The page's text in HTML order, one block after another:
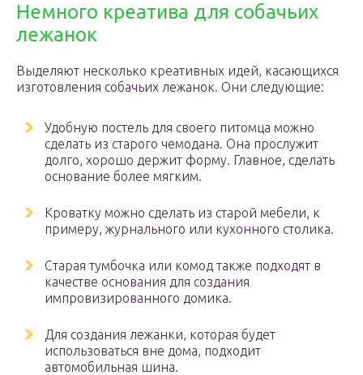
Немного креатива для собачьих
лежанок
Выделяют несколько креативных идей, касающихся
изготовления собачьих лежанок. Они следующие:
Удобную постель для своего питомца можно
сделать из старого чемодана. Она прослужит
долго, хорошо держит форму. Главное, сделать
основание более мягким.
Кроватку можно сделать из старой мебели, к
примеру, журнального или кухонного столика.
Старая тумбочка или комод также подходят в
качестве основания для создания
импровизированного домика.
Для создания лежанки, которая будет
использоваться вне дома, подходит
автомобильная шина.